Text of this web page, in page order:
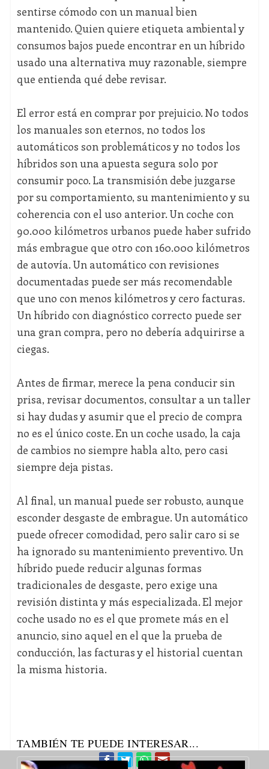
sentirse cómodo con un manual bien
mantenido. Quien quiere etiqueta ambiental y
consumos bajos puede encontrar en un híbrido
usado una alternativa muy razonable, siempre
que entienda qué debe revisar.
El error está en comprar por prejuicio. No todos
los manuales son eternos, no todos los
automáticos son problemáticos y no todos los
híbridos son una apuesta segura solo por
consumir poco. La transmisión debe juzgarse
por su comportamiento, su mantenimiento y su
coherencia con el uso anterior. Un coche con
90.000 kilómetros urbanos puede haber sufrido
más embrague que otro con 160.000 kilómetros
de autovía. Un automático con revisiones
documentadas puede ser más recomendable
que uno con menos kilómetros y cero facturas.
Un híbrido con diagnóstico correcto puede ser
una gran compra, pero no debería adquirirse a
ciegas.
Antes de firmar, merece la pena conducir sin
prisa, revisar documentos, consultar a un taller
si hay dudas y asumir que el precio de compra
no es el único coste. En un coche usado, la caja
de cambios no siempre habla alto, pero casi
siempre deja pistas.
Al final, un manual puede ser robusto, aunque
esconder desgaste de embrague. Un automático
puede ofrecer comodidad, pero salir caro si se
ha ignorado su mantenimiento preventivo. Un
híbrido puede reducir algunas formas
tradicionales de desgaste, pero exige una
revisión distinta y más especializada. El mejor
coche usado no es el que promete más en el
anuncio, sino aquel en el que la prueba de
conducción, las facturas y el historial cuentan
la misma historia.
TAMBIÉN TE PUEDE INTERESAR...